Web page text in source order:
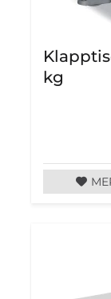
kg